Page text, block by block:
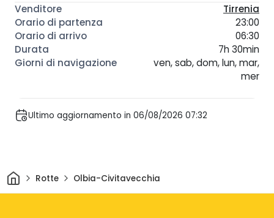
Tirrenia
23:00
06:30
7h 30min
ven, sab, dom, lun, mar,
mer
Ultimo aggiornamento in 06/08/2026 07:32
CasaRotte Olbia-Civitavecchia